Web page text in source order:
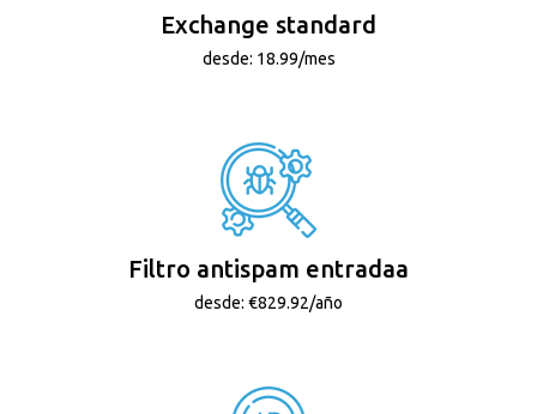
Exchange standard
desde: 18.99/mes
Filtro antispam entradaa
desde: €829.92/año